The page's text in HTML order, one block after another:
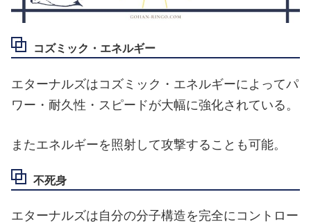
コズミック・エネルギー
エターナルズはコズミック・エネルギーによってパ
ワー・耐久性・スピードが大幅に強化されている。
またエネルギーを照射して攻撃することも可能。
不死身
エターナルズは自分の分子構造を完全にコントロー